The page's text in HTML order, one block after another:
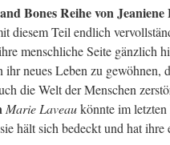
Bones Reihe von Jeaniene
diesem Teil endlich
menschliche Seite gänzlich
ihr neues Leben zu gewöhnen,
die Welt der Menschen
Marie Laveaukönnte im
hält sich bedeckt und hat ihre